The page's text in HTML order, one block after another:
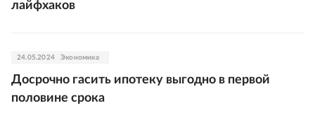
лайфхаков
24.05.2024 Экономика
Досрочно гасить ипотеку выгодно в первой
половине срока